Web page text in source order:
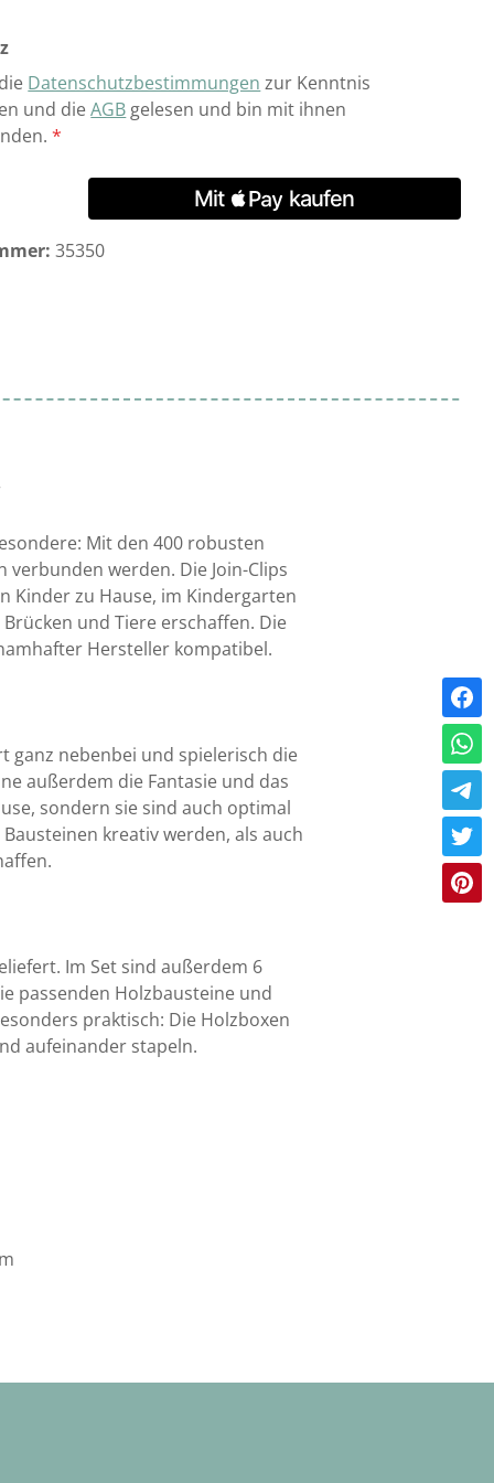
Datenschutzbestimmungen zur Kenntnis
und dieAGB gelesen und bin mit ihnen
*
35350
Mit den 400 robusten
werden. Die Join-Clips
Kinder zu Hause, im Kindergarten
und Tiere erschaffen. Die
Hersteller kompatibel.
ganz nebenbei und spielerisch die
außerdem die Fantasie und das
sondern sie sind auch optimal
kreativ werden, als auch
Im Set sind außerdem 6
passenden Holzbausteine und
praktisch: Die Holzboxen
aufeinander stapeln.